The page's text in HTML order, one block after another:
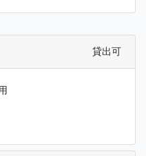
貸出可